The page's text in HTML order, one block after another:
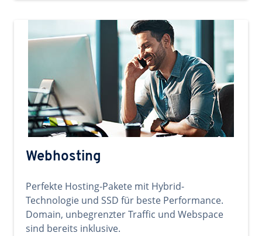
Webhosting
Perfekte Hosting-Pakete mit Hybrid-
Technologie und SSD für beste Performance.
Domain, unbegrenzter Traffic und Webspace
sind bereits inklusive.